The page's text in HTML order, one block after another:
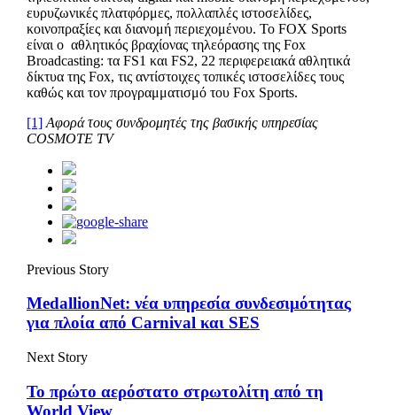
ευρυζωνικές πλατφόρμες, πολλαπλές ιστοσελίδες,
κοινοπραξίες και διανομή περιεχομένου. Το FOX Sports
είναι ο αθλητικός βραχίονας τηλεόρασης της Fox
Broadcasting: τα FS1 και FS2, 22 περιφερειακά αθλητικά
δίκτυα της Fox, τις αντίστοιχες τοπικές ιστοσελίδες τους
καθώς και τον προγραμματισμό του Fox Sports.
[1] Αφορά τους συνδρομητές της βασικής υπηρεσίας
COSMOTE TV
Previous Story
MedallionNet: νέα υπηρεσία συνδεσιμότητας
για πλοία από Carnival και SES
Next Story
Το πρώτο αερόστατο στρωτολίτη από τη
World View